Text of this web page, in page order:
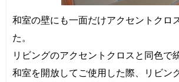
和室の壁にも一面だけアクセントクロ
た。
リビングのアクセントクロスと同色で
和室を開放してご使用した際、リビン